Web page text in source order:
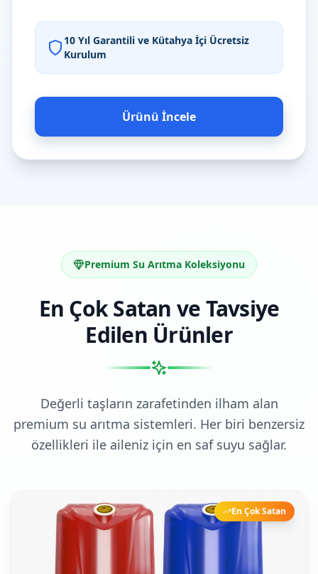
10 Yıl Garantili ve Kütahya İçi Ücretsiz
Kurulum
Ürünü İncele
Premium Su Arıtma Koleksiyonu
En Çok Satan ve Tavsiye
Edilen Ürünler
Değerli taşların zarafetinden ilham alan
premium su arıtma sistemleri. Her biri benzersiz
özellikleri ile aileniz için en saf suyu sağlar.
En Çok Satan